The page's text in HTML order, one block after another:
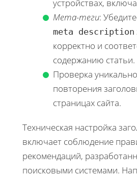
устройствах,
Мета-теги:
meta description
корректно и
содержанию статьи.
Проверка
повторения
страницах сайта.
Техническая настройка
включает соблюдение
рекомендаций,
поисковыми системами.